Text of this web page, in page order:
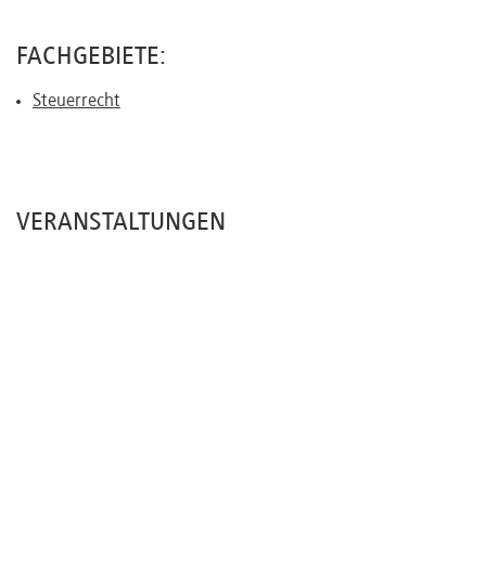
Über
FACHGEBIETE:
Steuerrecht
VERANSTALTUNGEN